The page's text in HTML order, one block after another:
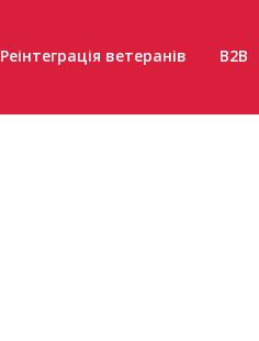
Реінтеграція ветеранів B2B